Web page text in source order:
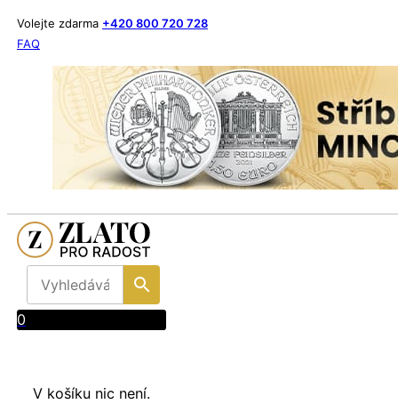
Volejte zdarma +420 800 720 728
FAQ
0
V košíku nic není.